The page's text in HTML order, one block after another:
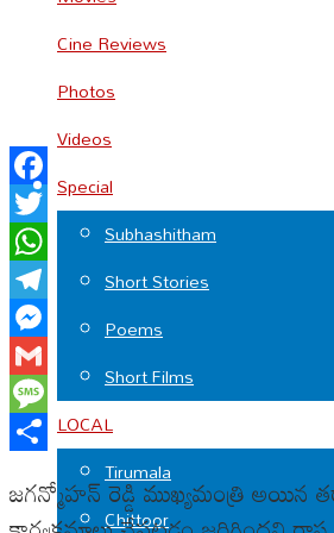
Cine Reviews
Photos
Videos
Special
Subhashitham
Short Stories
Poems
Short Films
LOCAL
Tirumala
Chittoor
Facebook
Twitter
WhatsApp
Telegram
Messenger
Gmail
Message
జగన్మోహన్ రెడ్డి ముఖ్యమంత్రి అయిన